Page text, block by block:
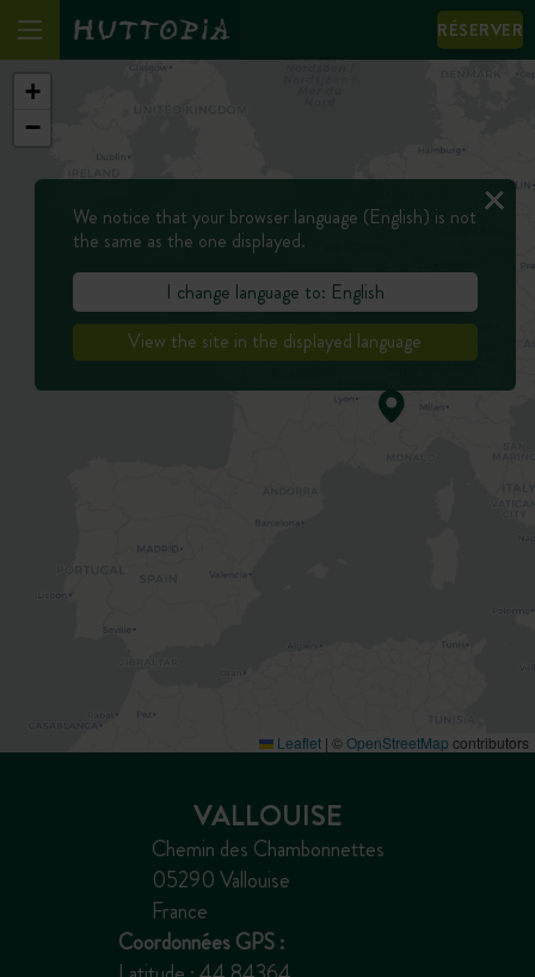
RÉSERVER
+
−
Leaflet | ©OpenStreetMap contributors
VALLOUISE
Chemin des Chambonnettes
05290 Vallouise
France
Coordonnées GPS :
We notice that your browser language (English) is not
the same as the one displayed.
I change language to: English
View the site in the displayed language